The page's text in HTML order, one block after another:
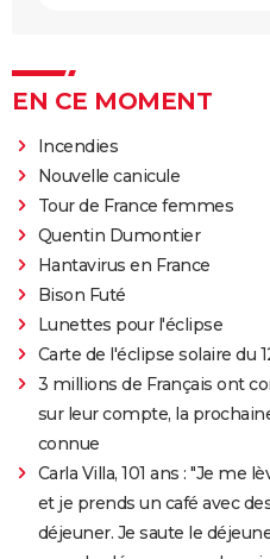
EN CE MOMENT
Incendies
Nouvelle canicule
Tour de France femmes
Quentin Dumontier
Hantavirus en France
Bison Futé
Lunettes pour l'éclipse
Carte de l'éclipse solaire du
3 millions de Français ont
sur leur compte, la
connue
Carla Villa, 101 ans : "Je me
et je prends un café avec
déjeuner. Je saute le